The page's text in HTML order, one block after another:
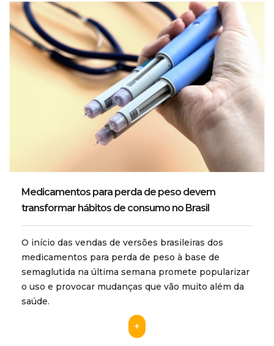
Medicamentos para perda de peso devem
transformar hábitos de consumo no Brasil
O início das vendas de versões brasileiras dos
medicamentos para perda de peso à base de
semaglutida na última semana promete popularizar
o uso e provocar mudanças que vão muito além da
saúde.
+